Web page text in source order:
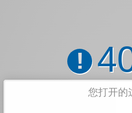
!
您打开的